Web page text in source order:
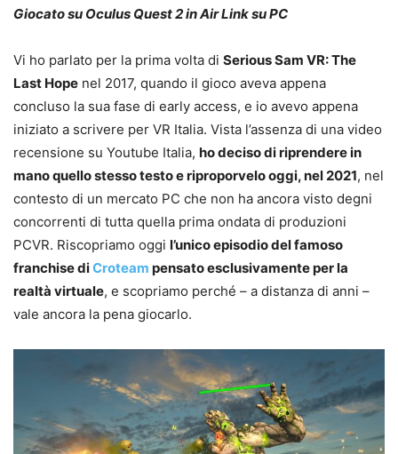
Giocato su Oculus Quest 2 in Air Link su PC
Vi ho parlato per la prima volta di Serious Sam VR: The
Last Hope nel 2017, quando il gioco aveva appena
concluso la sua fase di early access, e io avevo appena
iniziato a scrivere per VR Italia. Vista l’assenza di una video
recensione su Youtube Italia, ho deciso di riprendere in
mano quello stesso testo e riproporvelo oggi, nel 2021, nel
contesto di un mercato PC che non ha ancora visto degni
concorrenti di tutta quella prima ondata di produzioni
PCVR. Riscopriamo oggi l’unico episodio del famoso
franchise diCroteam pensato esclusivamente per la
realtà virtuale, e scopriamo perché – a distanza di anni –
vale ancora la pena giocarlo.